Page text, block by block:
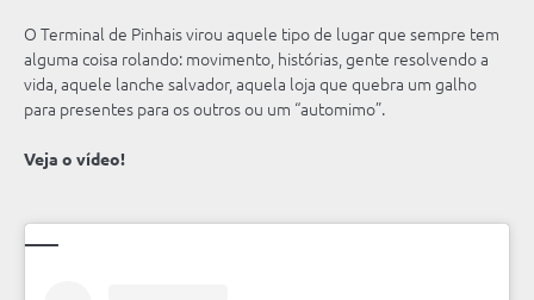
O Terminal de Pinhais virou aquele tipo de lugar que sempre tem
alguma coisa rolando: movimento, histórias, gente resolvendo a
vida, aquele lanche salvador, aquela loja que quebra um galho
para presentes para os outros ou um “automimo”.
Veja o vídeo!